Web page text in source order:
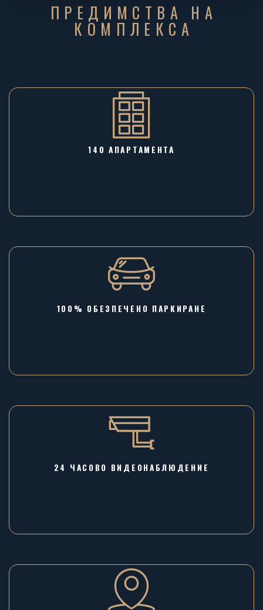
ПРЕДИМСТВА НА
КОМПЛЕКСА
140 АПАРТАМЕНТА
100% ОБЕЗПЕЧЕНО ПАРКИРАНЕ
24 ЧАСОВО ВИДЕОНАБЛЮДЕНИЕ